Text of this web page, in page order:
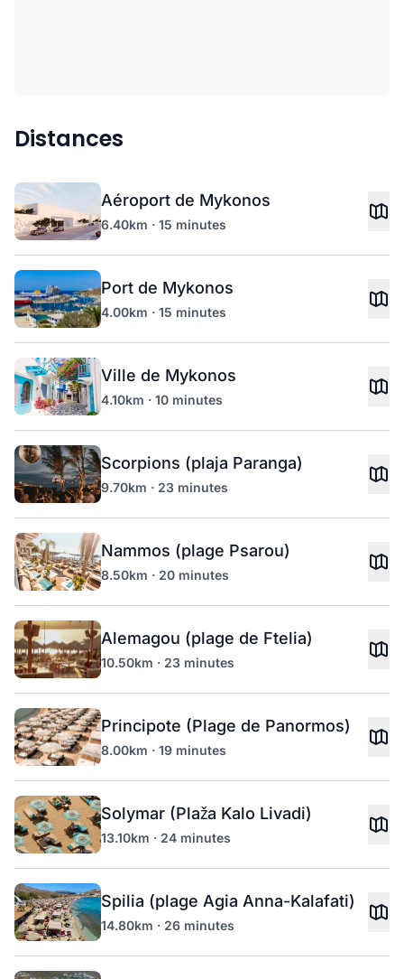
Distances
Aéroport de Mykonos
6.40km · 15 minutes
Port de Mykonos
4.00km · 15 minutes
Ville de Mykonos
4.10km · 10 minutes
Scorpions (plaja Paranga)
9.70km · 23 minutes
Nammos (plage Psarou)
8.50km · 20 minutes
Alemagou (plage de Ftelia)
10.50km · 23 minutes
Principote (Plage de Panormos)
8.00km · 19 minutes
Solymar (Plaža Kalo Livadi)
13.10km · 24 minutes
Spilia (plage Agia Anna-Kalafati)
14.80km · 26 minutes